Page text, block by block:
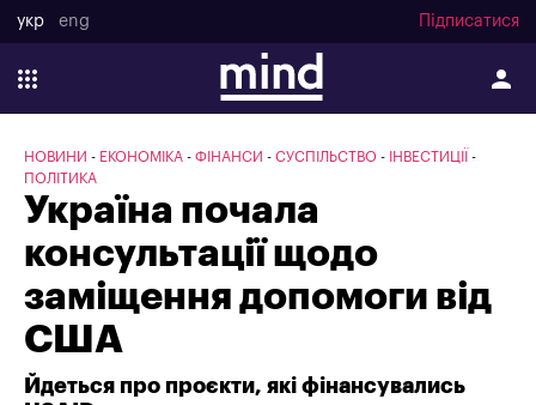
укр eng Підписатися
НОВИНИ ЕКОНОМІКА ФІНАНСИ СУСПІЛЬСТВО
ІНВЕСТИЦІЇ
ПОЛІТИКА
Україна почала
консультації щодо
заміщення допомоги від
США
Йдеться про проєкти, які фінансувались